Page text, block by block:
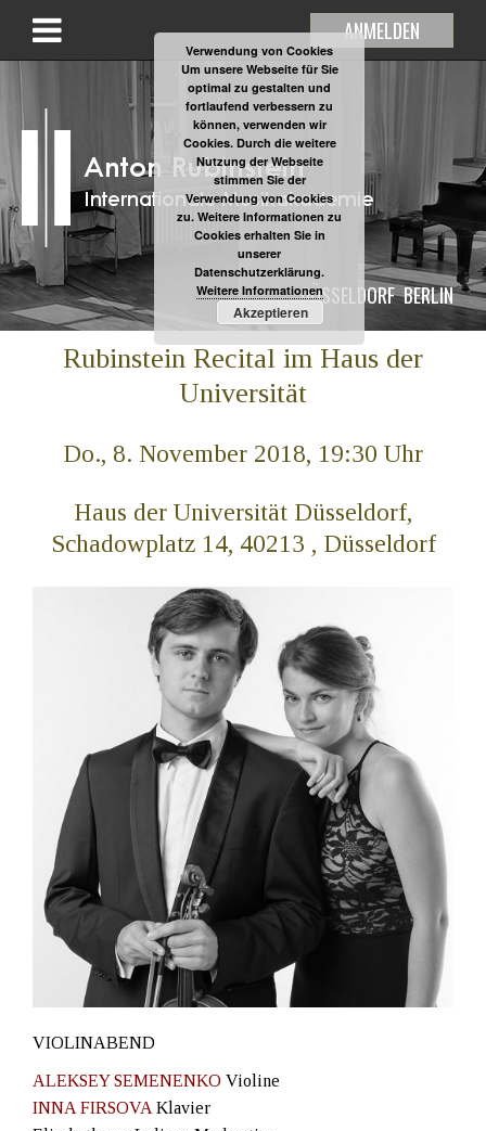
ANMELDEN
DÜSSELDORF BERLIN
Rubinstein Recital im Haus der
Universität
Do., 8. November 2018, 19:30 Uhr
Haus der Universität Düsseldorf,
Schadowplatz 14, 40213 , Düsseldorf
VIOLINABEND
ALEKSEY SEMENENKO Violine
INNA FIRSOVA Klavier
Verwendung von Cookies
Um unsere Webseite für Sie
optimal zu gestalten und
fortlaufend verbessern zu
können, verwenden wir
Cookies. Durch die weitere
Nutzung der Webseite
stimmen Sie der
Verwendung von Cookies
zu. Weitere Informationen zu
Cookies erhalten Sie in
unserer
Datenschutzerklärung.
Weitere Informationen
Akzeptieren